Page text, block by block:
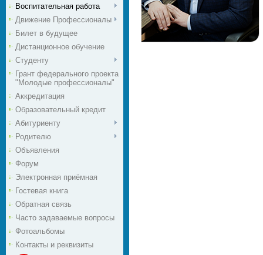
Воспитательная работа
Движение Профессионалы
Билет в будущее
Дистанционное обучение
Студенту
Грант федерального проекта
"Молодые профессионалы"
Аккредитация
Образовательный кредит
Абитуриенту
Родителю
Объявления
Форум
Электронная приёмная
Гостевая книга
Обратная связь
Часто задаваемые вопросы
Фотоальбомы
Контакты и реквизиты